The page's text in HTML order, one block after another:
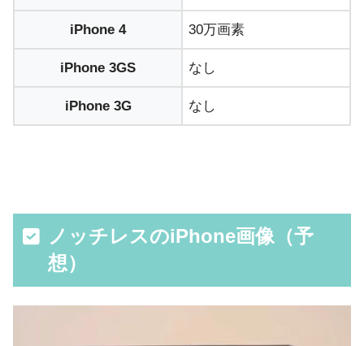
iPhone 4 30万画素
iPhone 3GS なし
iPhone 3G なし
ノッチレスのiPhone画像（予
想）